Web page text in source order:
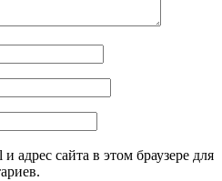
адрес сайта в этом браузере для